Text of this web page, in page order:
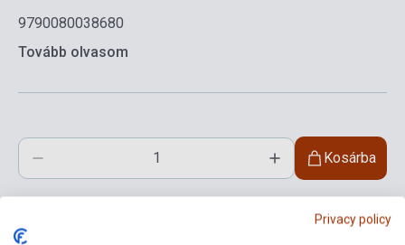
9790080038680
Tovább olvasom
Kosárba
Privacy policy